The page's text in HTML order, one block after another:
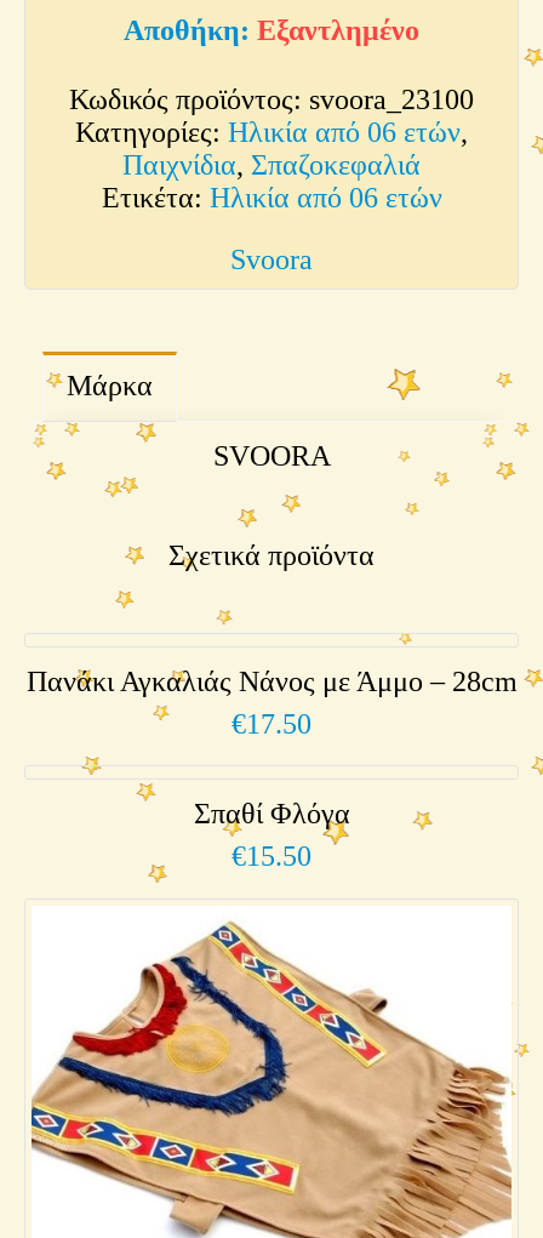
Εξαντλημένο
Κωδικός προϊόντος: svoora_23100
Κατηγορίες: Ηλικία από 06 ετών,
Παιχνίδια, Σπαζοκεφαλιά
Ετικέτα: Ηλικία από 06 ετών
Svoora
Μάρκα
SVOORA
Σχετικά προϊόντα
Πανάκι Αγκαλιάς Νάνος με Άμμο – 28cm
€17.50
Σπαθί Φλόγα
€15.50